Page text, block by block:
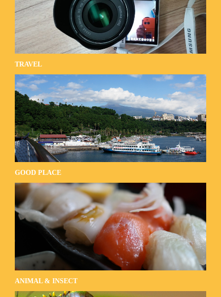
TRAVEL
GOOD PLACE
ANIMAL & INSECT